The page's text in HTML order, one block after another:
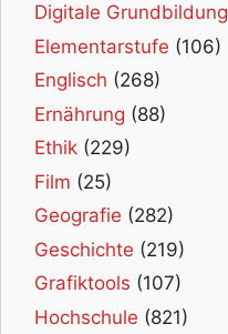
Digitale Grundbildung
Elementarstufe (106)
Englisch (268)
Ernährung (88)
Ethik (229)
Film (25)
Geografie (282)
Geschichte (219)
Grafiktools (107)
Hochschule (821)